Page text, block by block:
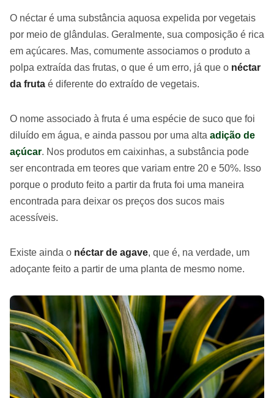
O néctar é uma substância aquosa expelida por vegetais
por meio de glândulas. Geralmente, sua composição é rica
em açúcares. Mas, comumente associamos o produto a
polpa extraída das frutas, o que é um erro, já que o néctar
da fruta é diferente do extraído de vegetais.
O nome associado à fruta é uma espécie de suco que foi
diluído em água, e ainda passou por uma alta adição de
açúcar. Nos produtos em caixinhas, a substância pode
ser encontrada em teores que variam entre 20 e 50%. Isso
porque o produto feito a partir da fruta foi uma maneira
encontrada para deixar os preços dos sucos mais
acessíveis.
Existe ainda o néctar de agave, que é, na verdade, um
adoçante feito a partir de uma planta de mesmo nome.